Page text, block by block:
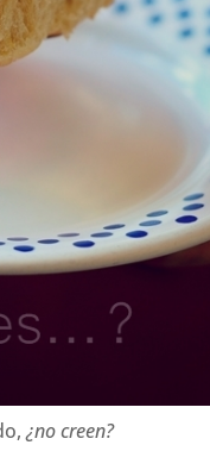
¿no creen?